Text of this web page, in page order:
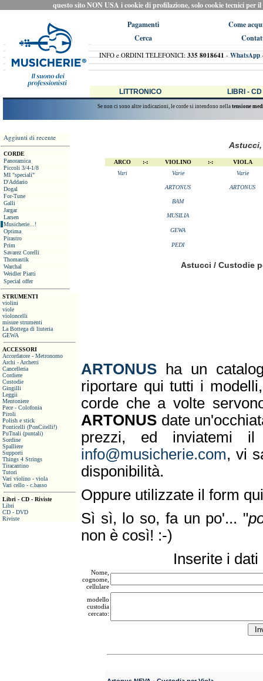
questo sito NON USA i cookie di profilazione, solo cookie tecnici
Pagamenti
Come
Cerca
INFO e ORDINI TELEFONICI:335 8018641-WhatsApp
LITTRONICO LIBRI -
Se non ci sono altre indicazioni, le corde si intendono nella tensione
Aggiunti di recente
CORDE
Panoramica
Piccoli 3/4-1/8
MI "speciali"
D'Addario
Dogal
For-Tune
Galli
Jargar
Larsen
Musicherie...!
Optima
Pirastro
Prim
Savarez Corelli
Thomastik
Warchal
Weidler Piatti
Special offer
STRUMENTI
violini
viole
violoncelli
misure strumenti
La Bottega di liuteria
GEWA
ACCESSORI
Accordatore - Metronomo
Archi - Archetti
Cancelleria
Cordiere
Custodie
Gingilli
Leggii
Mentoniere
Pece - Colofonia
Piroli
Polish e stick
Ponticelli (PonCitelli!)
PuTnali (puntali)
Sordine
Spalliere
Supporti
Things 4 Strings
Tiracantino
Tutori
Vari violino - viola
Vari cello - c.basso
Libri - CD - Riviste
Libri
CD - DVD
Riviste
Astucci,
ARCO :-: VIOLINO :-:
VIOLA
Vari
Varie Varie
ARTONUS ARTONUS
BAM
MUSILIA
GEWA
PEDI
Astucci / Custodie
ARTONUS ha un
riportare qui tutti i
corde che a volte
ARTONUS date
prezzi, ed inviatemi
info@musicherie.com, vi
disponibilità.
Oppure utilizzate il form
Sì sì, lo so, fa un po'... "
non è così! :-)
Inserite i
Nome,
cognome,
cellulare
modello
custodia
cercato: